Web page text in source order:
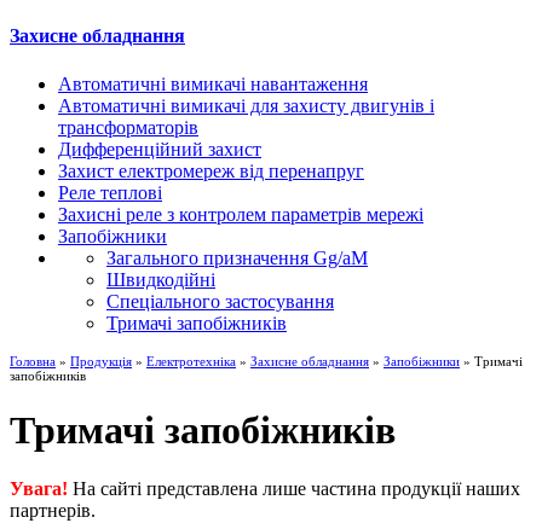
Захисне обладнання
Автоматичні вимикачі навантаження
Автоматичні вимикачі для захисту двигунів і
трансформаторів
Дифференційний захист
Захист електромереж від перенапруг
Реле теплові
Захисні реле з контролем параметрів мережі
Запобіжники
Загального призначення Gg/aM
Швидкодійні
Спеціального застосування
Тримачі запобіжників
Головна » Продукція » Електротехніка » Захисне обладнання » Запобіжники » Тримачі
запобіжників
Тримачі запобіжників
Увага! На сайті представлена лише частина продукції наших
партнерів.